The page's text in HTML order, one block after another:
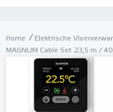
Home Elektrische
MAGNUM Cable Set 23,5 m /